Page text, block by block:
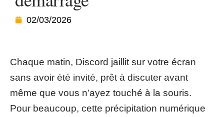
02/03/2026
Chaque matin, Discord jaillit sur votre écran
sans avoir été invité, prêt à discuter avant
même que vous n’ayez touché à la souris.
Pour beaucoup, cette précipitation numérique